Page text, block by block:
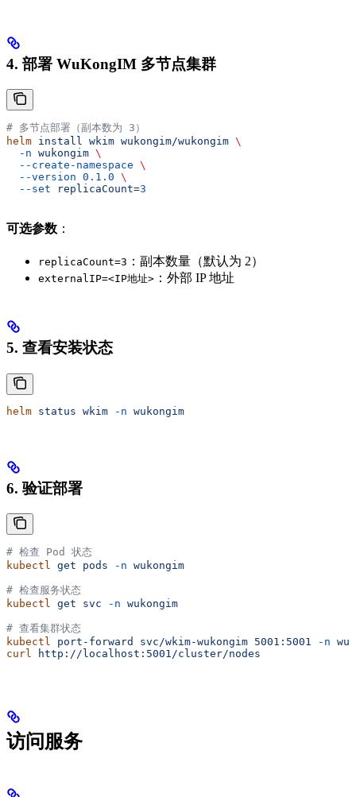
4. 部署 WuKongIM 多节点集群
# 多节点部署（副本数为 3）
helm install wkim wukongim/wukongim \
  -n
wukongim \
  --create-namespace
\
  --version
0.1.0 \
  --set
replicaCount=3
可选参数 ：
replicaCount=3 ：副本数量（默认为 2）
externalIP=<IP地址> ：外部 IP 地址
5. 查看安装状态
helm status wkim -n wukongim
6. 验证部署
# 检查 Pod 状态
kubectl get pods -n wukongim
# 检查服务状态
kubectl get svc -n wukongim
# 查看集群状态
kubectl port-forward svc/wkim-wukongim 5001:5001 -n
curl http://localhost:5001/cluster/nodes
访问服务